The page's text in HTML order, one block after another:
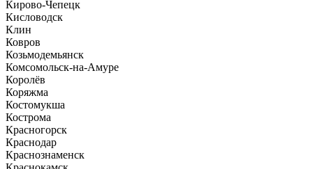
Кирово-Чепецк
Кисловодск
Клин
Ковров
Козьмодемьянск
Комсомольск-на-Амуре
Королёв
Коряжма
Костомукша
Кострома
Красногорск
Краснодар
Краснознаменск